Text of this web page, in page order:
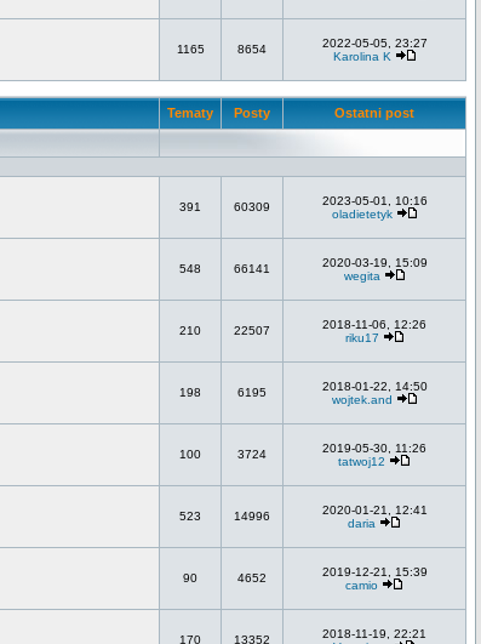
1165 8654
2022-05-05, 23:27
Karolina K
Tematy Posty Ostatni post
391 60309
2023-05-01, 10:16
oladietetyk
548 66141
2020-03-19, 15:09
wegita
210 22507
2018-11-06, 12:26
riku17
198 6195
2018-01-22, 14:50
wojtek.and
100 3724
2019-05-30, 11:26
tatwoj12
523 14996
2020-01-21, 12:41
daria
90 4652
2019-12-21, 15:39
camio
170 13352
2018-11-19, 22:21